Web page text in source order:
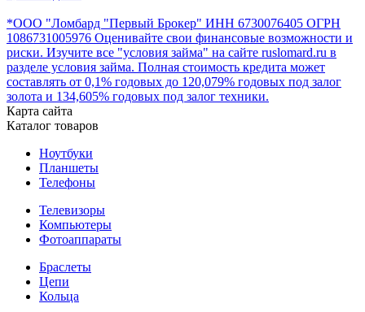
*ООО "Ломбард "Первый Брокер" ИНН 6730076405 ОГРН
1086731005976 Оценивайте свои финансовые возможности и
риски. Изучите все "условия займа" на сайте ruslomard.ru в
разделе условия займа. Полная стоимость кредита может
составлять от 0,1% годовых до 120,079% годовых под залог
золота и 134,605% годовых под залог техники.
Карта сайта
Каталог товаров
Ноутбуки
Планшеты
Телефоны
Телевизоры
Компьютеры
Фотоаппараты
Браслеты
Цепи
Кольца